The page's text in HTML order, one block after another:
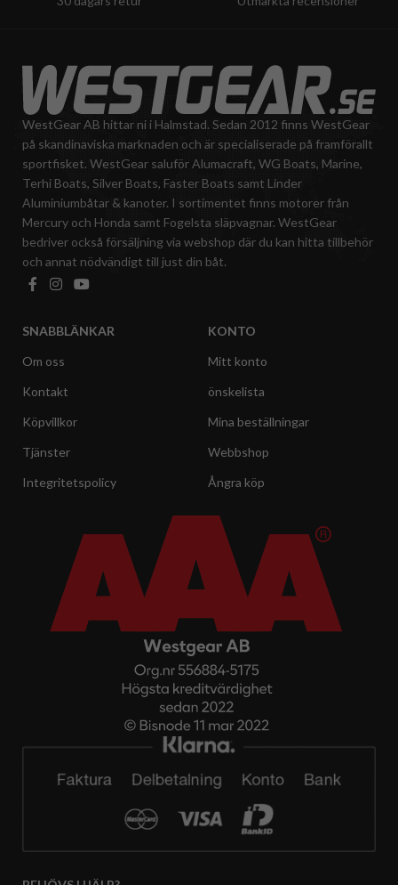
WestGear AB hittar ni i Halmstad. Sedan 2012 finns WestGear
på skandinaviska marknaden och är specialiserade på framförallt
sportfisket. WestGear saluför Alumacraft, WG Boats, Marine,
Terhi Boats, Silver Boats, Faster Boats samt Linder
Aluminiumbåtar & kanoter. I sortimentet finns motorer från
Mercury och Honda samt Fogelsta släpvagnar. WestGear
bedriver också försäljning via webshop där du kan hitta tillbehör
och annat nödvändigt till just din båt.
SNABBLÄNKAR
Om oss
Kontakt
Köpvillkor
Tjänster
Integritetspolicy
KONTO
Mitt konto
önskelista
Mina beställningar
Webbshop
Ångra köp